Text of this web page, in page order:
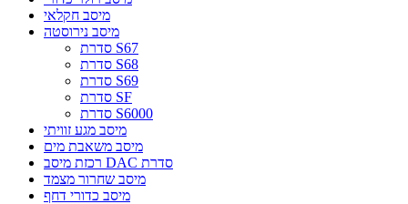
מיסב חקלאי
מיסב נירוסטה
סדרת S67
סדרת S68
סדרת S69
סדרת SF
סדרת S6000
מיסב מגע זוויתי
מיסב משאבת מים
רכזת מיסב DAC סדרת
מיסב שחרור מצמד
מיסב כדורי דחף